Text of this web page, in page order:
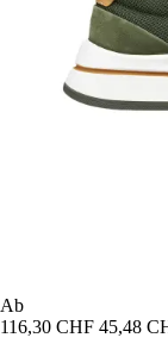
Ab
116,30 CHF 45,48